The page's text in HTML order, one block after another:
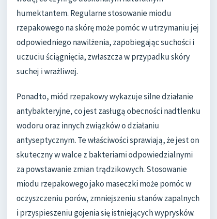
humektantem. Regularne stosowanie miodu
rzepakowego na skórę może pomóc w utrzymaniu jej
odpowiedniego nawilżenia, zapobiegając suchości i
uczuciu ściągnięcia, zwłaszcza w przypadku skóry
suchej i wrażliwej.
Ponadto, miód rzepakowy wykazuje silne działanie
antybakteryjne, co jest zasługą obecności nadtlenku
wodoru oraz innych związków o działaniu
antyseptycznym. Te właściwości sprawiają, że jest on
skuteczny w walce z bakteriami odpowiedzialnymi
za powstawanie zmian trądzikowych. Stosowanie
miodu rzepakowego jako maseczki może pomóc w
oczyszczeniu porów, zmniejszeniu stanów zapalnych
i przyspieszeniu gojenia się istniejących wyprysków.